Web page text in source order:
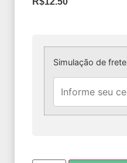
Simulação de frete